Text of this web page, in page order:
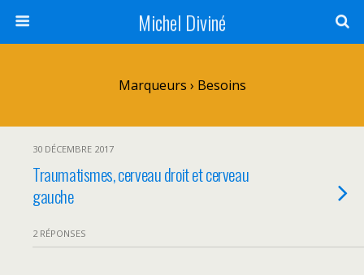
Michel Diviné
Marqueurs › Besoins
30 DÉCEMBRE 2017
Traumatismes, cerveau droit et cerveau
gauche
2 RÉPONSES